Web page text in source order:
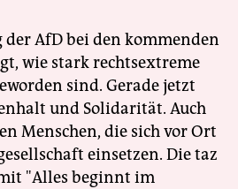
AfD bei den kommenden
wie stark rechtsextreme
sind. Gerade jetzt
und Solidarität. Auch
Menschen, die sich vor Ort
einsetzen. Die taz
"Alles beginnt im